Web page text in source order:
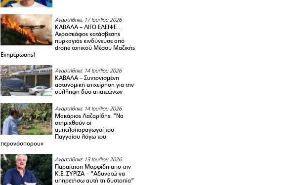
Αναρτήθηκε 17 Ιουλίου 2026
ΚΑΒΑΛΑ – ΛΙΓΟ ΕΛΕΙΨΕ…
Αεροσκάφος κατάσβεσης
πυρκαγιάς κινδύνευσε από
drone τοπικού Μέσου Μαζικής
Ενημέρωσης!
Αναρτήθηκε 14 Ιουλίου 2026
ΚΑΒΑΛΑ – Συντονισμένη
αστυνομική επιχείρηση για την
σύλληψη δύο απατεώνων
Αναρτήθηκε 14 Ιουλίου 2026
Μακάριος Λαζαρίδης: “Να
στηριχθούν οι
αμπελοπαραγωγοί του
Παγγαίου λόγω του
περονόσπορου»
Αναρτήθηκε 13 Ιουλίου 2026
Παραίτηση Μορφίδη απο την
Κ.Ε. ΣΥΡΙΖΑ – “Αδυνατώ να
υπηρετήσω αυτή τη δυστοπία”